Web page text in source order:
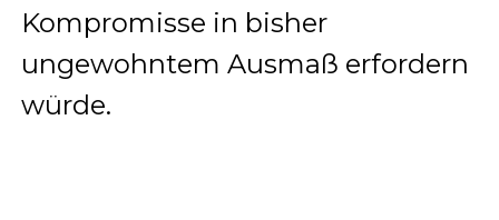
Kompromisse in bisher
ungewohntem Ausmaß erfordern
würde.